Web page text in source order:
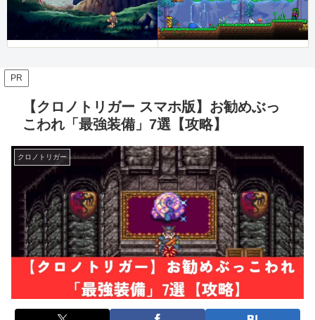
PR
【クロノトリガー スマホ版】お勧めぶっ
こわれ「最強装備」7選【攻略】
クロノトリガー